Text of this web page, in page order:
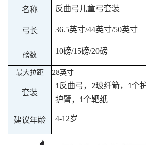
名称 反曲弓儿童弓套装
弓长 36.5英寸/44英寸/50英寸
磅数 10磅/15磅/20磅
最大拉距 28英寸
套装
1反曲弓， 2玻纤箭， 1个
护臂， 1个靶纸
建议年龄 4-12岁